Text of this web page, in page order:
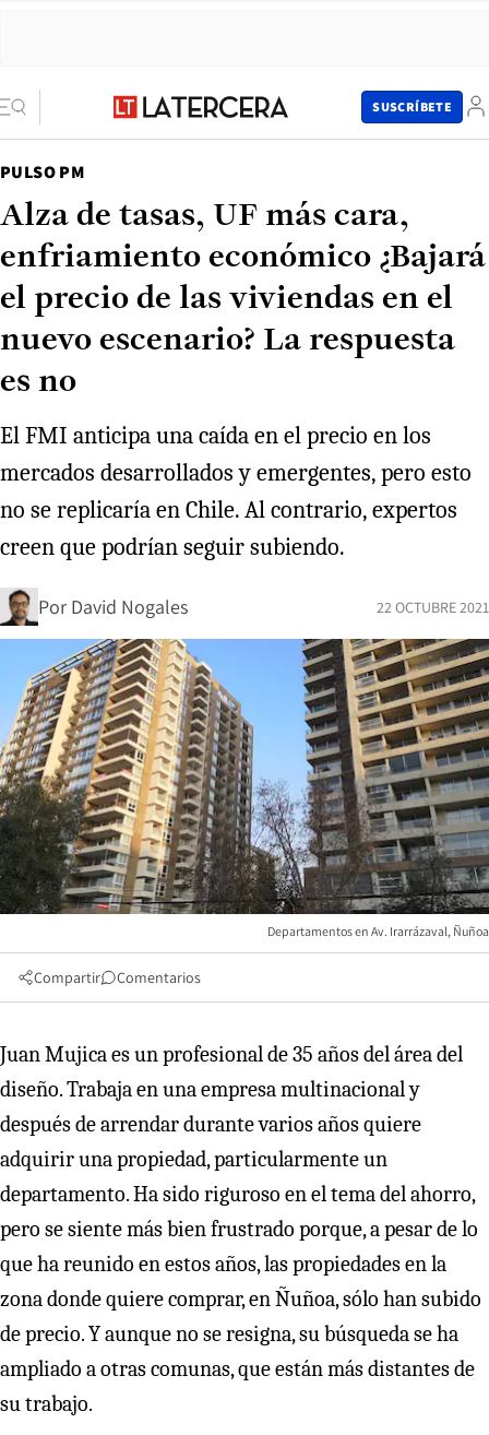
SUSCRÍBETE
PULSO PM
Alza de tasas, UF más cara,
enfriamiento económico ¿Bajará
el precio de las viviendas en el
nuevo escenario? La respuesta
es no
El FMI anticipa una caída en el precio en los
mercados desarrollados y emergentes, pero esto
no se replicaría en Chile. Al contrario, expertos
creen que podrían seguir subiendo.
Por David Nogales 22 OCTUBRE 2021
Departamentos en Av. Irarrázaval, Ñuñoa
Compartir Comentarios
Juan Mujica es un profesional de 35 años del área del
diseño. Trabaja en una empresa multinacional y
después de arrendar durante varios años quiere
adquirir una propiedad, particularmente un
departamento. Ha sido riguroso en el tema del ahorro,
pero se siente más bien frustrado porque, a pesar de lo
que ha reunido en estos años, las propiedades en la
zona donde quiere comprar, en Ñuñoa, sólo han subido
de precio. Y aunque no se resigna, su búsqueda se ha
ampliado a otras comunas, que están más distantes de
su trabajo.